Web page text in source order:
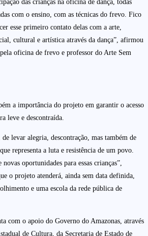
das crianças na oficina de dança, todas
com o ensino, com as técnicas do frevo. Fico
esse primeiro contato delas com a arte,
cultural e artística através da dança”, afirmou
oficina de frevo e professor do Arte Sem
a importância do projeto em garantir o acesso
leve e descontraída.
levar alegria, descontração, mas também de
representa a luta e resistência de um povo.
oportunidades para essas crianças”,
o projeto atenderá, ainda sem data definida,
e uma escola da rede pública de
com o apoio do Governo do Amazonas, através
de Cultura, da Secretaria de Estado de